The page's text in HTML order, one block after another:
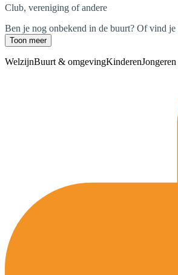
Club, vereniging of andere
Ben je nog onbekend in de buurt? Of vind je
Toon meer
WelzijnBuurt & omgevingKinderenJongeren